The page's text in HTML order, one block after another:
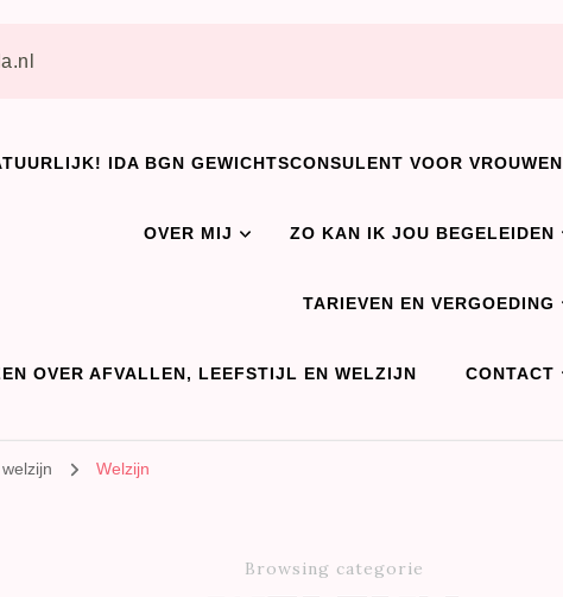
IDA BGN GEWICHTSCONSULENT VOOR VROUWEN
OVER MIJ ZO KAN IK JOU BEGELEIDEN
TARIEVEN EN VERGOEDING
OVER AFVALLEN, LEEFSTIJL EN WELZIJN CONTACT
Welzijn
Browsing categorie